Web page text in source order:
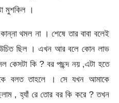
মুশকিল ।
থমল না । শেষে তার বাবা বলেই
ছিল । এখন আর বলে কোন লাভ
কেসটা কি ? বর পছন্দ নয় ,এটা হতে
বলত তাহলে । সে যখন আমাকে
, হ্যাঁ রে তোর বর কি করে ? তখন